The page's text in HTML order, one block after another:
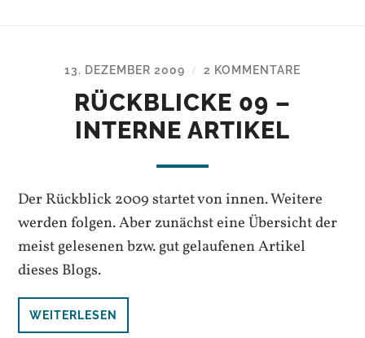
13. DEZEMBER 2009 / 2 KOMMENTARE
RÜCKBLICKE 09 –
INTERNE ARTIKEL
Der Rückblick 2009 startet von innen. Weitere
werden folgen. Aber zunächst eine Übersicht der
meist gelesenen bzw. gut gelaufenen Artikel
dieses Blogs.
WEITERLESEN